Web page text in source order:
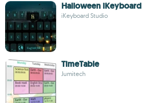
Halloween iKeyboard
iKeyboard Studio
TimeTable
Jumitech